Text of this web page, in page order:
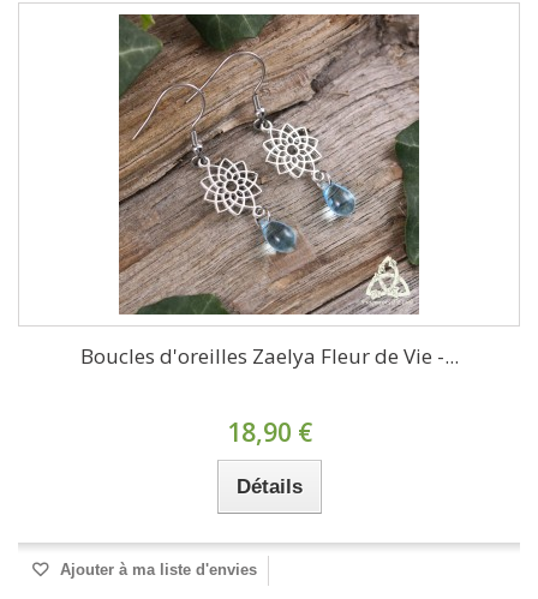
Boucles d'oreilles Zaelya Fleur de Vie -...
18,90 €
Détails
Ajouter à ma liste d'envies